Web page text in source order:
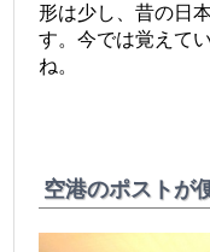
形は少し、昔の日
す。今では覚えて
ね。
空港のポストが